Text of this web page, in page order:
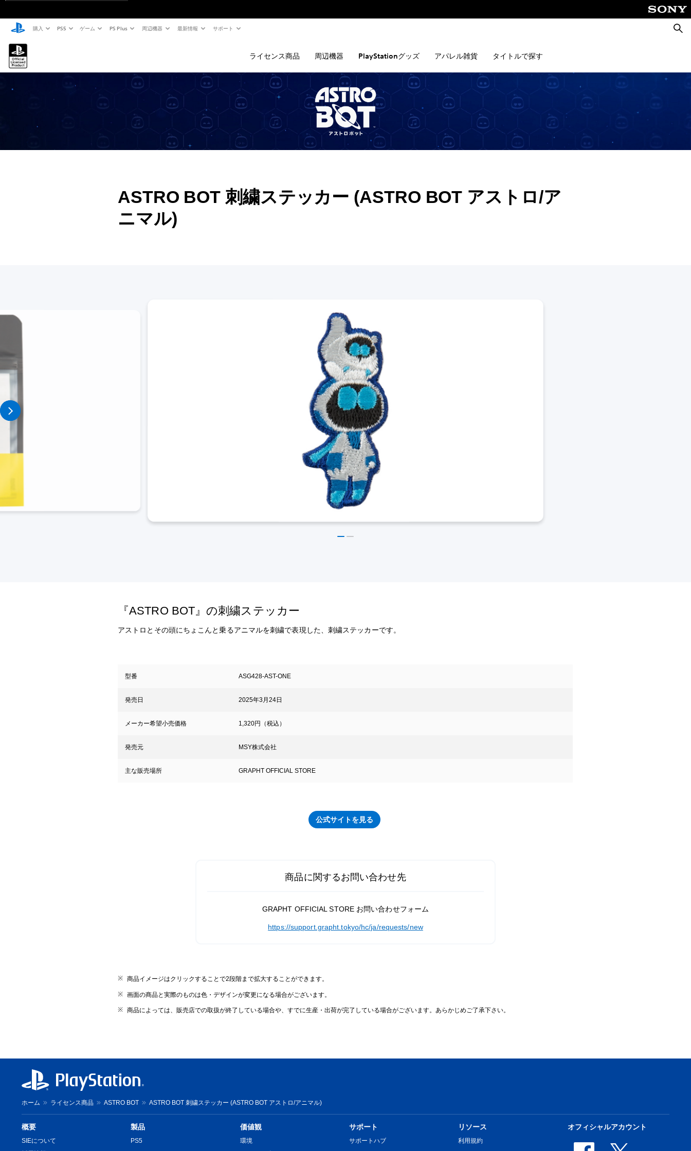
購入 PS5 ゲーム PS Plus 周辺機器 最新情報 サポート
検
索
ライセンス商品 周辺機器 PlayStationグッズ アパレル雑貨 タイトルで探す
ASTRO BOT 刺繍ステッカー (ASTRO BOT アストロ/ア
ニマル)
『ASTRO BOT』の刺繍ステッカー
アストロとその頭にちょこんと乗るアニマルを刺繍で表現した、刺繍ステッカーです。
型番 ASG428-AST-ONE
発売日 2025年3月24日
メーカー希望小売価格 1,320円（税込）
発売元 MSY株式会社
主な販売場所 GRAPHT OFFICIAL STORE
公式サイトを見る
商品に関するお問い合わせ先
GRAPHT OFFICIAL STORE お問い合わせフォーム
https://support.grapht.tokyo/hc/ja/requests/new
商品イメージはクリックすることで2段階まで拡大することができます。
画面の商品と実際のものは色・デザインが変更になる場合がございます。
商品によっては、販売店での取扱が終了している場合や、すでに生産・出荷が完了している場合がございます。あらかじめご了承下さい。
ホーム ライセンス商品 ASTRO BOT ASTRO BOT 刺繍ステッカー (ASTRO BOT アストロ/アニマル)
概要
SIEについて
製品
PS5
価値観
環境
サポート
サポートハブ
リソース
利用規約
オフィシャルアカウント